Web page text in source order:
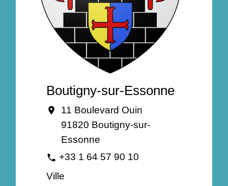
Boutigny-sur-Essonne
location_on
11 Boulevard Ouin
91820 Boutigny-sur-
Essonne
phone +33 1 64 57 90 10
Ville